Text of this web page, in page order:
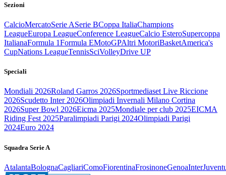
Sezioni
CalcioMercatoSerie ASerie BCoppa ItaliaChampions
LeagueEuropa LeagueConference LeagueCalcio EsteroSupercoppa
ItalianaFormula 1Formula EMotoGPAltri MotoriBasketAmerica's
CupNations LeagueTennisSciVolleyDrive UP
Speciali
Mondiali 2026Roland Garros 2026Sportmediaset Live Riccione
2026Scudetto Inter 2026Olimpiadi Invernali Milano Cortina
2026Super Bowl 2026Eicma 2025Mondiale per club 2025EICMA
Riding Fest 2025Paralimpiadi Parigi 2024Olimpiadi Parigi
2024Euro 2024
Squadra Serie A
AtalantaBolognaCagliariComoFiorentinaFrosinoneGenoaInter